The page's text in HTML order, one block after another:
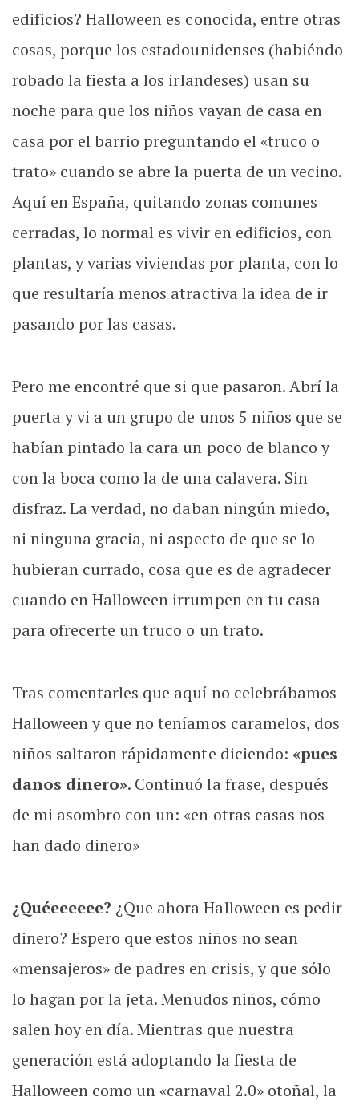
edificios? Halloween es conocida, entre otras
cosas, porque los estadounidenses (habiéndo
robado la fiesta a los irlandeses) usan su
noche para que los niños vayan de casa en
casa por el barrio preguntando el «truco o
trato» cuando se abre la puerta de un vecino.
Aquí en España, quitando zonas comunes
cerradas, lo normal es vivir en edificios, con
plantas, y varias viviendas por planta, con lo
que resultaría menos atractiva la idea de ir
pasando por las casas.
Pero me encontré que si que pasaron. Abrí la
puerta y vi a un grupo de unos 5 niños que se
habían pintado la cara un poco de blanco y
con la boca como la de una calavera. Sin
disfraz. La verdad, no daban ningún miedo,
ni ninguna gracia, ni aspecto de que se lo
hubieran currado, cosa que es de agradecer
cuando en Halloween irrumpen en tu casa
para ofrecerte un truco o un trato.
Tras comentarles que aquí no celebrábamos
Halloween y que no teníamos caramelos, dos
niños saltaron rápidamente diciendo: «pues
danos dinero». Continuó la frase, después
de mi asombro con un: «en otras casas nos
han dado dinero»
¿Quéeeeeee? ¿Que ahora Halloween es pedir
dinero? Espero que estos niños no sean
«mensajeros» de padres en crisis, y que sólo
lo hagan por la jeta. Menudos niños, cómo
salen hoy en día. Mientras que nuestra
generación está adoptando la fiesta de
Halloween como un «carnaval 2.0» otoñal, la